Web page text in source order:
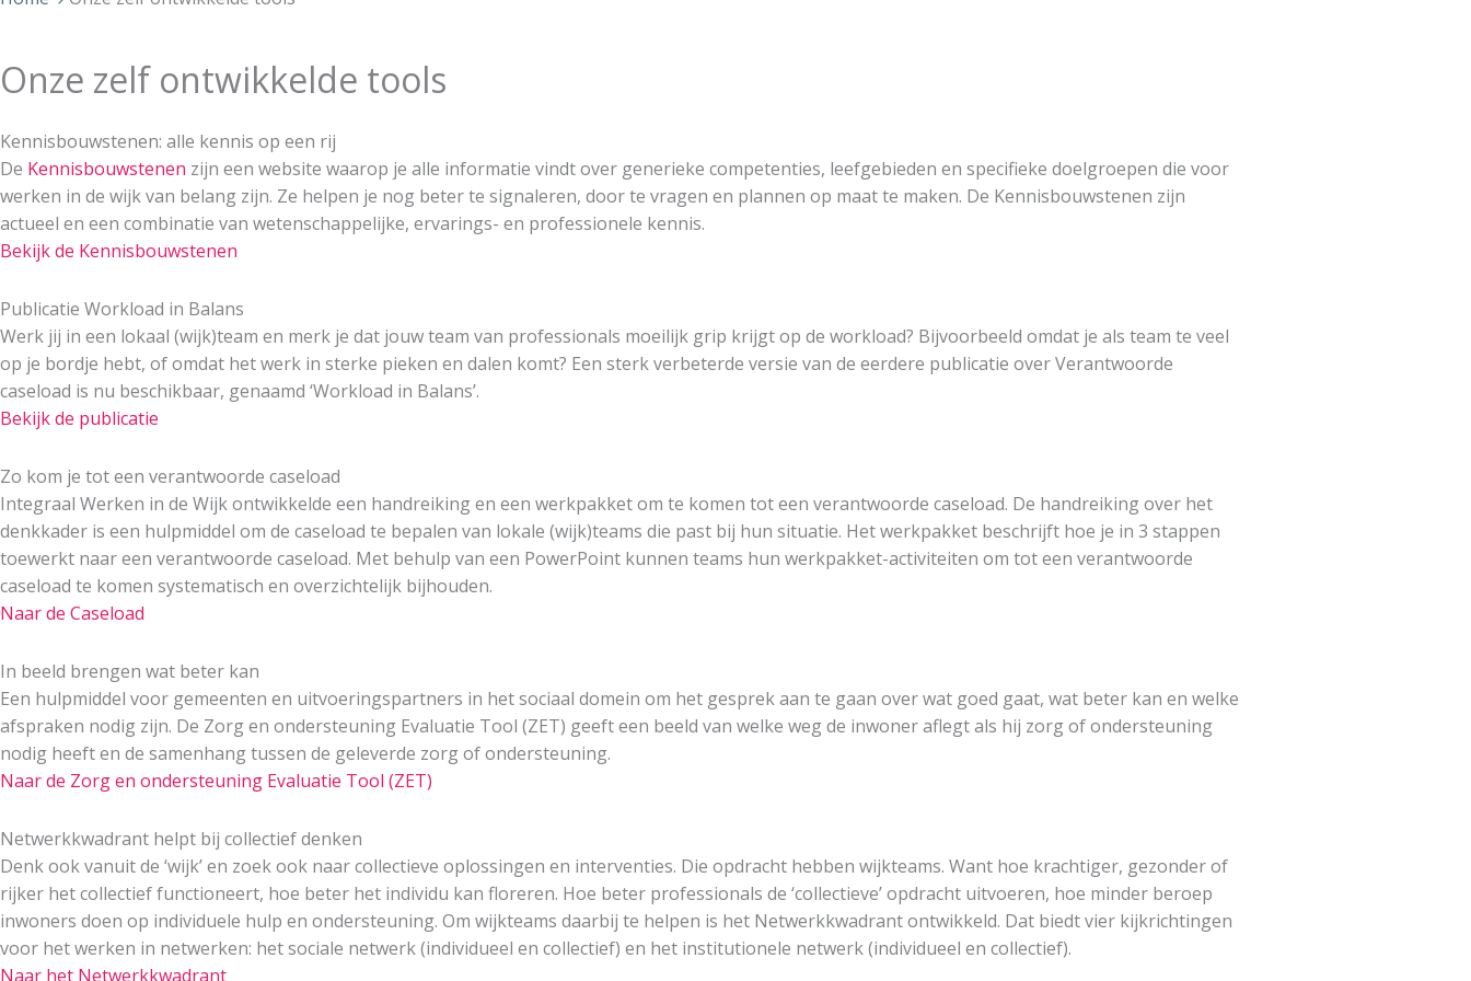
Onze zelf ontwikkelde tools
Kennisbouwstenen: alle kennis op een rij
De Kennisbouwstenen zijn een website waarop je alle informatie vindt over generieke competenties, leefgebieden en specifieke doelgroepen die voor
werken in de wijk van belang zijn. Ze helpen je nog beter te signaleren, door te vragen en plannen op maat te maken. De Kennisbouwstenen zijn
actueel en een combinatie van wetenschappelijke, ervarings- en professionele kennis.
Bekijk de Kennisbouwstenen
Publicatie Workload in Balans
Werk jij in een lokaal (wijk)team en merk je dat jouw team van professionals moeilijk grip krijgt op de workload? Bijvoorbeeld omdat je als team te veel
op je bordje hebt, of omdat het werk in sterke pieken en dalen komt? Een sterk verbeterde versie van de eerdere publicatie over Verantwoorde
caseload is nu beschikbaar, genaamd ‘Workload in Balans’.
Bekijk de publicatie
Zo kom je tot een verantwoorde caseload
Integraal Werken in de Wijk ontwikkelde een handreiking en een werkpakket om te komen tot een verantwoorde caseload. De handreiking over het
denkkader is een hulpmiddel om de caseload te bepalen van lokale (wijk)teams die past bij hun situatie. Het werkpakket beschrijft hoe je in 3 stappen
toewerkt naar een verantwoorde caseload. Met behulp van een PowerPoint kunnen teams hun werkpakket-activiteiten om tot een verantwoorde
caseload te komen systematisch en overzichtelijk bijhouden.
Naar de Caseload
In beeld brengen wat beter kan
Een hulpmiddel voor gemeenten en uitvoeringspartners in het sociaal domein om het gesprek aan te gaan over wat goed gaat, wat beter kan en welke
afspraken nodig zijn. De Zorg en ondersteuning Evaluatie Tool (ZET) geeft een beeld van welke weg de inwoner aflegt als hij zorg of ondersteuning
nodig heeft en de samenhang tussen de geleverde zorg of ondersteuning.
Naar de Zorg en ondersteuning Evaluatie Tool (ZET)
Netwerkkwadrant helpt bij collectief denken
Denk ook vanuit de ‘wijk’ en zoek ook naar collectieve oplossingen en interventies. Die opdracht hebben wijkteams. Want hoe krachtiger, gezonder of
rijker het collectief functioneert, hoe beter het individu kan floreren. Hoe beter professionals de ‘collectieve’ opdracht uitvoeren, hoe minder beroep
inwoners doen op individuele hulp en ondersteuning. Om wijkteams daarbij te helpen is het Netwerkkwadrant ontwikkeld. Dat biedt vier kijkrichtingen
voor het werken in netwerken: het sociale netwerk (individueel en collectief) en het institutionele netwerk (individueel en collectief).
Naar het Netwerkkwadrant